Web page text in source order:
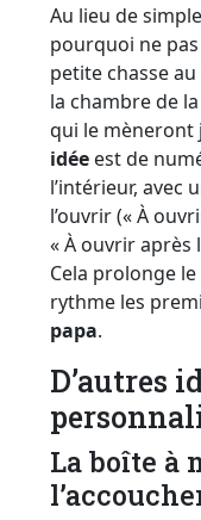
Au lieu de
pourquoi ne
petite chasse
la chambre de la
qui le mèneront
idée est de
l’intérieur, avec
l’ouvrir (« À
« À ouvrir après
Cela prolonge
rythme les
papa.
D’autres
La boîte à